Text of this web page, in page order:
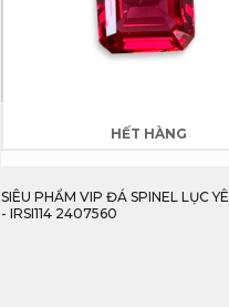
HẾT HÀNG
SIÊU PHẨM VIP ĐÁ SPINEL LỤC
- IRSI114 2407560